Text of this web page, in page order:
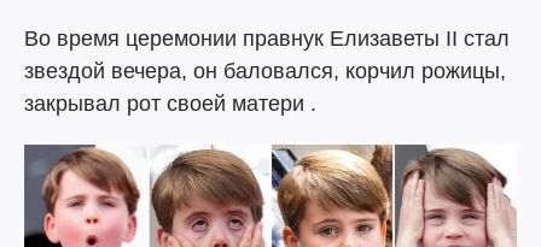
Во время церемонии правнук Елизаветы II стал
звездой вечера, он баловался, корчил рожицы,
закрывал рот своей матери .